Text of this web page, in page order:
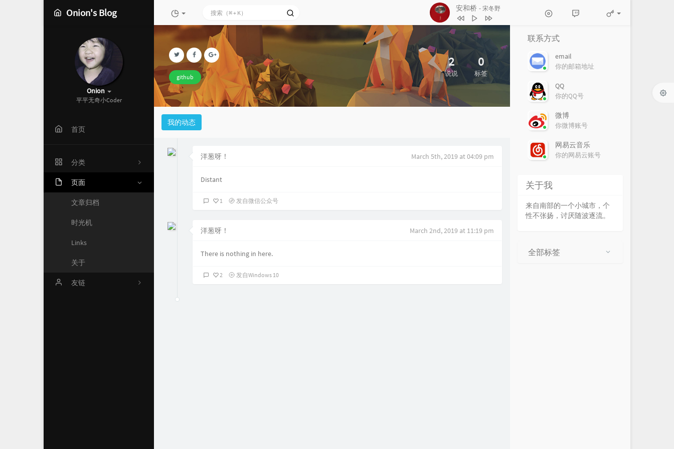
Onion's Blog 安和桥 - 宋冬野
安和桥 宋冬野
传奇
传奇 李健
4 活着Viva
5 宝石Gem
Fort Minor / Styles of Beyond
Onion
平平无奇小Coder
首页
分类
7
1
页面
文章归档
时光机
Links
关于
友链
github
2
说说
0
标签
我的动态
洋葱呀！ March 5th, 2019 at 04:09 pm
Distant
1 发自微信公众号
洋葱呀！ March 2nd, 2019 at 11:19 pm
There is nothing in here.
2 发自Windows 10
联系方式
email
你的邮箱地址
QQ
你的QQ号
微博
你微博账号
网易云音乐
你的网易云账号
关于我
来自南部的一个小城市，个
性不张扬，讨厌随波逐流。
全部标签